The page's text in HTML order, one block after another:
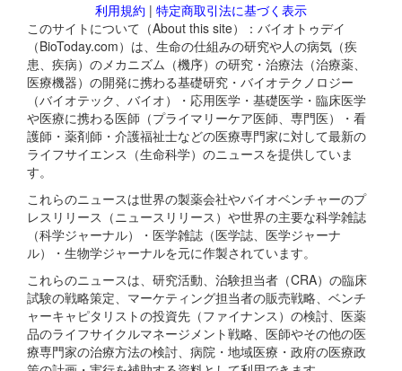
利用規約 | 特定商取引法に基づく表示
このサイトについて（About this site）：バイオトゥデイ
（BioToday.com）は、生命の仕組みの研究や人の病気（疾
患、疾病）のメカニズム（機序）の研究・治療法（治療薬、
医療機器）の開発に携わる基礎研究・バイオテクノロジー
（バイオテック、バイオ）・応用医学・基礎医学・臨床医学
や医療に携わる医師（プライマリーケア医師、専門医）・看
護師・薬剤師・介護福祉士などの医療専門家に対して最新の
ライフサイエンス（生命科学）のニュースを提供していま
す。
これらのニュースは世界の製薬会社やバイオベンチャーのプ
レスリリース（ニュースリリース）や世界の主要な科学雑誌
（科学ジャーナル）・医学雑誌（医学誌、医学ジャーナ
ル）・生物学ジャーナルを元に作製されています。
これらのニュースは、研究活動、治験担当者（CRA）の臨床
試験の戦略策定、マーケティング担当者の販売戦略、ベンチ
ャーキャピタリストの投資先（ファイナンス）の検討、医薬
品のライフサイクルマネージメント戦略、医師やその他の医
療専門家の治療方法の検討、病院・地域医療・政府の医療政